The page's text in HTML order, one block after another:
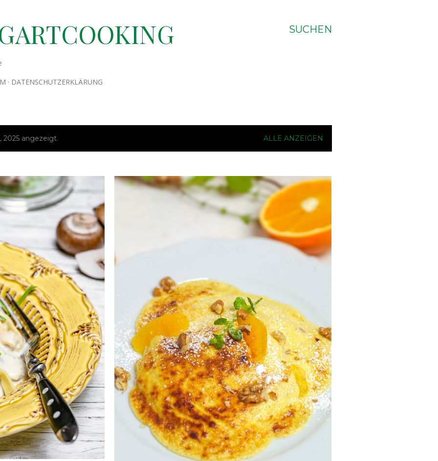
SUCHEN
DATENSCHUTZERKLÄRUNG
2025 angezeigt. ALLE ANZEIGEN